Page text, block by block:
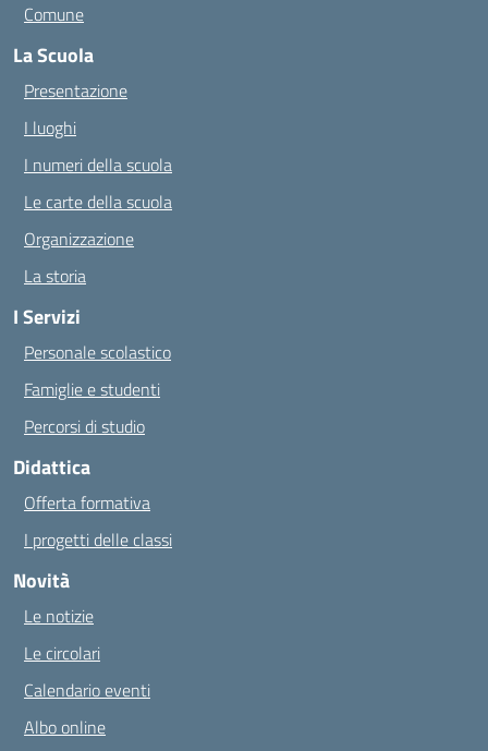
Comune
La Scuola
Presentazione
I luoghi
I numeri della scuola
Le carte della scuola
Organizzazione
La storia
I Servizi
Personale scolastico
Famiglie e studenti
Percorsi di studio
Didattica
Offerta formativa
I progetti delle classi
Novità
Le notizie
Le circolari
Calendario eventi
Albo online